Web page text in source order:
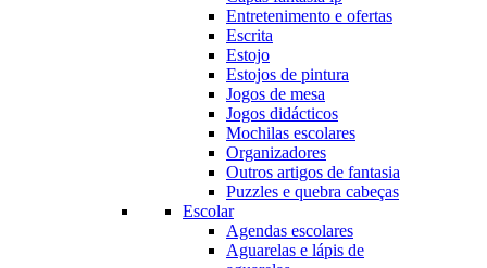
Entretenimento e ofertas
Escrita
Estojo
Estojos de pintura
Jogos de mesa
Jogos didácticos
Mochilas escolares
Organizadores
Outros artigos de fantasia
Puzzles e quebra cabeças
Escolar
Agendas escolares
Aguarelas e lápis de